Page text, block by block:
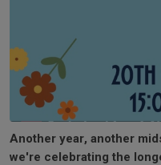
Another year, another
we're celebrating the